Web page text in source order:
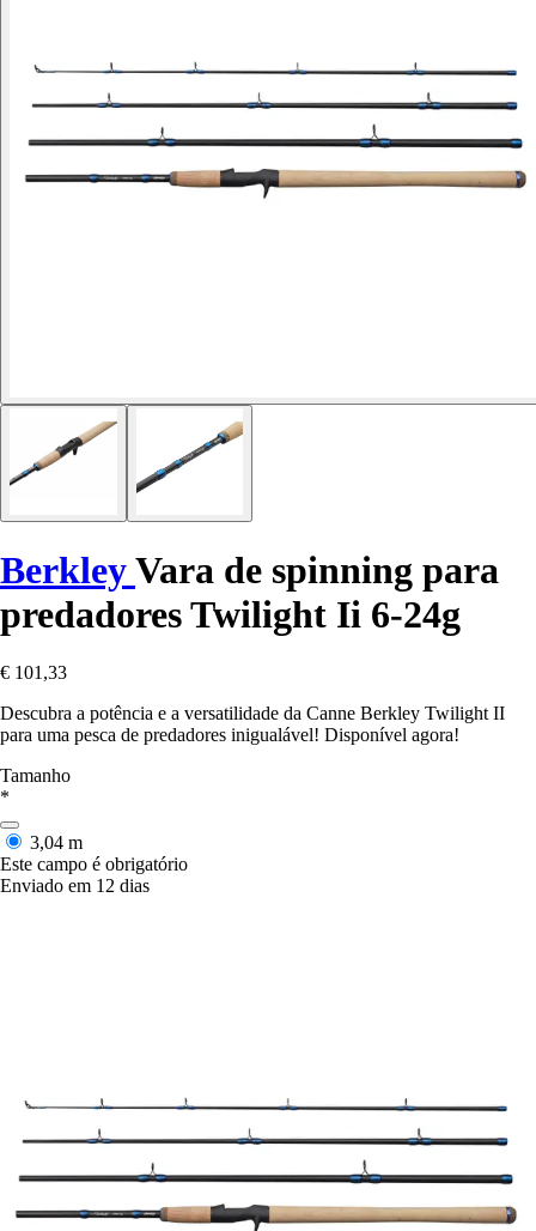
BerkleyVara de spinning para
predadores Twilight Ii 6-24g
€ 101,33
Descubra a potência e a versatilidade da Canne Berkley Twilight II
para uma pesca de predadores inigualável! Disponível agora!
Tamanho
*
3,04 m
Este campo é obrigatório
Enviado em 12 dias